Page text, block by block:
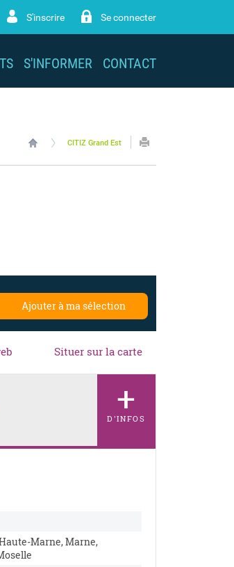
S'inscrire Se connecter
S'INFORMER CONTACT
CITIZ Grand Est
Ajouter à ma sélection
Situer sur la carte
+
D'INFOS
Marne, Marne,